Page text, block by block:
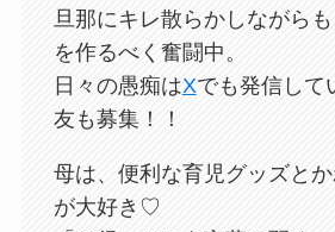
旦那にキレ散らかしながら
を作るべく奮闘中。
日々の愚痴はXでも発信し
友も募集！！
母は、便利な育児グッズと
が大好き♡